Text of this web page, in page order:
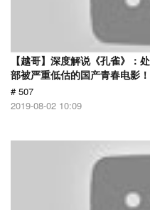
【越哥】深度解说《孔雀》：
部被严重低估的国产青春电影！
# 507
2019-08-02 10:09